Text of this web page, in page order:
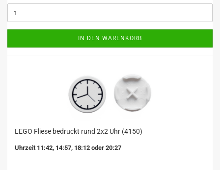
IN DEN WARENKORB
LEGO Fliese bedruckt rund 2x2 Uhr (4150)
Uhrzeit 11:42, 14:57, 18:12 oder 20:27